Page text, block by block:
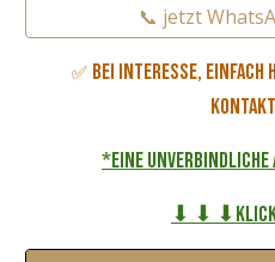
📞 jetzt
✅ Bei Interesse,
*eine
⬇ ⬇